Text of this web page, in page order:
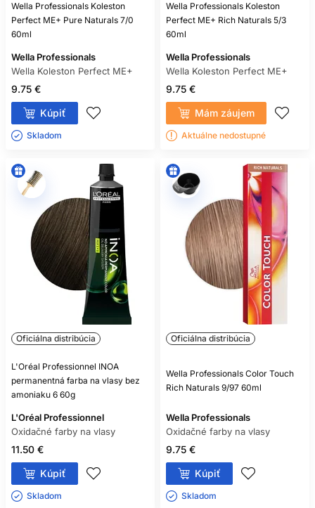
Wella Professionals Koleston
Perfect ME+ Pure Naturals 7/0
60ml
Wella Professionals
Wella Koleston Perfect ME+
9.75 €
Kúpiť
Skladom ㅤ
Wella Professionals Koleston
Perfect ME+ Rich Naturals 5/3
60ml
Wella Professionals
Wella Koleston Perfect ME+
9.75 €
Mám záujem
Aktuálne nedostupné
Oficiálna distribúcia
L'Oréal Professionnel INOA
permanentná farba na vlasy bez
amoniaku 6 60g
L'Oréal Professionnel
Oxidačné farby na vlasy
11.50 €
Kúpiť
Skladom ㅤ
Oficiálna distribúcia
Wella Professionals Color Touch
Rich Naturals 9/97 60ml
Wella Professionals
Oxidačné farby na vlasy
9.75 €
Kúpiť
Skladom ㅤ